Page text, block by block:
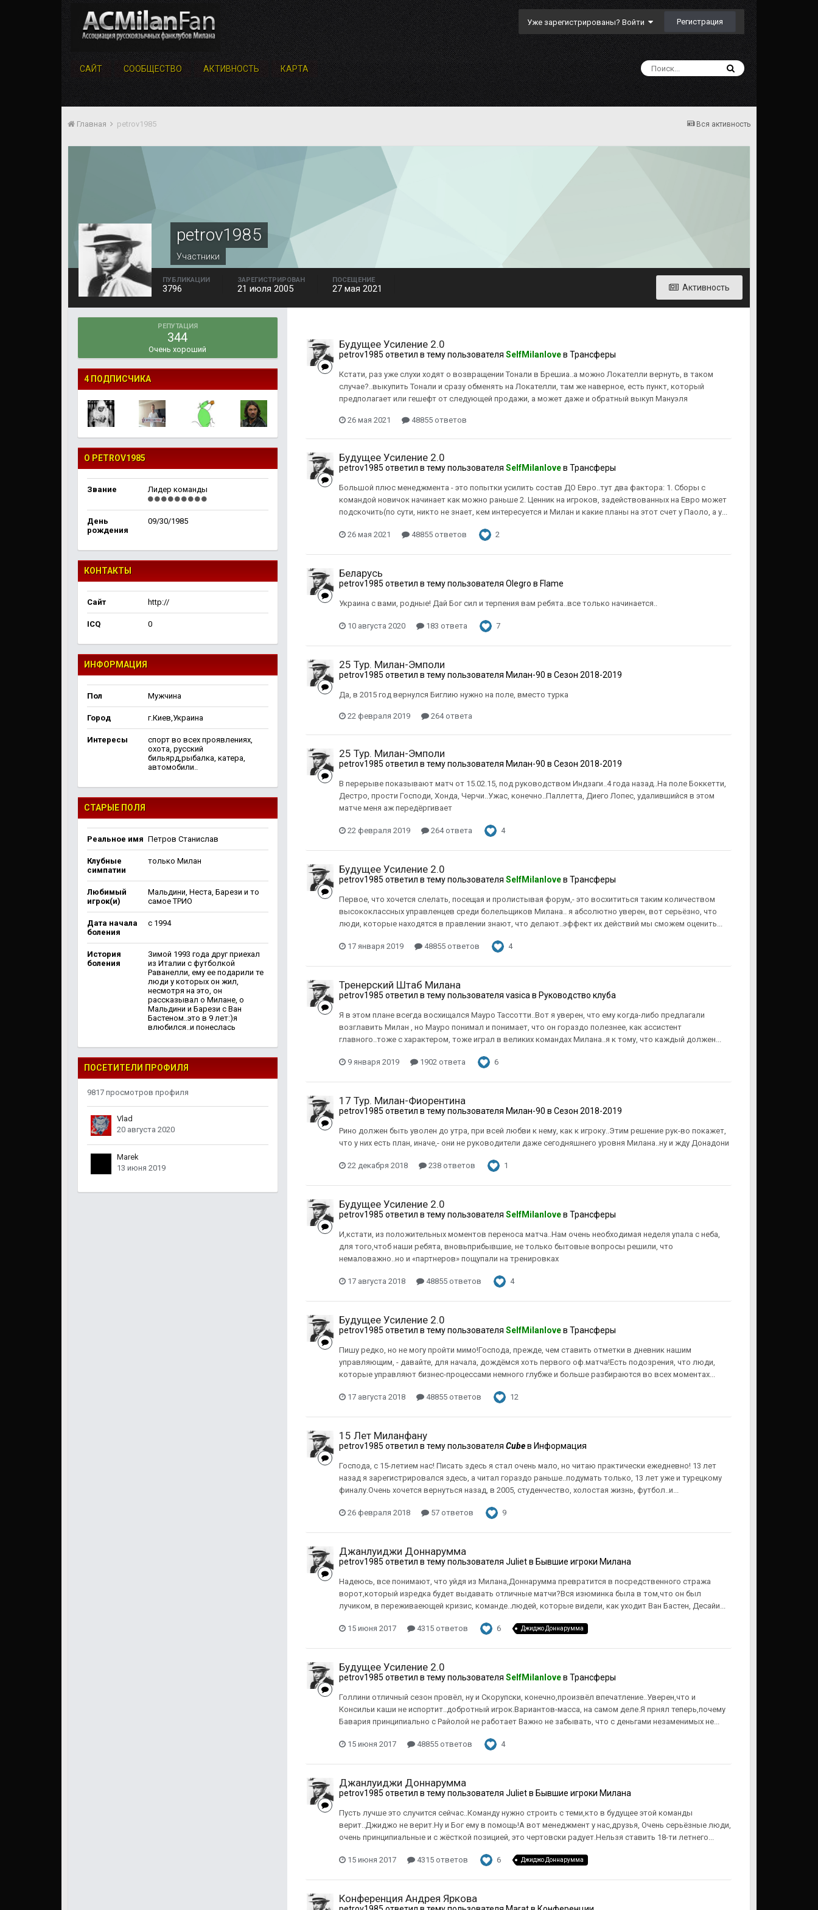
Уже зарегистрированы? Войти Регистрация
САЙТ СООБЩЕСТВО АКТИВНОСТЬ КАРТА
Вся активность
Главная petrov1985
petrov1985
Участники
Активность
ПУБЛИКАЦИИ
3796
ЗАРЕГИСТРИРОВАН
21 июля 2005
ПОСЕЩЕНИЕ
27 мая 2021
РЕПУТАЦИЯ
344
Очень хороший
4 ПОДПИСЧИКА
О PETROV1985
Звание Лидер команды
День
рождения
09/30/1985
КОНТАКТЫ
Сайт http://
ICQ 0
ИНФОРМАЦИЯ
Пол Мужчина
Город г.Киев,Украина
Интересы
спорт во всех проявлениях,
охота, русский
бильярд,рыбалка, катера,
автомобили..
СТАРЫЕ ПОЛЯ
Реальное имя Петров Станислав
Клубные
симпатии
только Милан
Любимый
игрок(и)
Мальдини, Неста, Барези и то
самое ТРИО
Дата начала
боления
c 1994
История
боления
Зимой 1993 года друг приехал
из Италии с футболкой
Раванелли, ему ее подарили те
люди у которых он жил,
несмотря на это, он
рассказывал о Милане, о
Мальдини и Барези с Ван
Бастеном..это в 9 лет:)я
влюбился..и понеслась
ПОСЕТИТЕЛИ ПРОФИЛЯ
9817 просмотров профиля
Vlad
20 августа 2020
Marek
13 июня 2019
Будущее Усиление 2.0
petrov1985 ответил в тему пользователя SelfMilanloveв Трансферы
Кстати, раз уже слухи ходят о возвращении Тонали в Брешиа..а можно Локателли вернуть, в таком
случае?..выкупить Тонали и сразу обменять на Локателли, там же наверное, есть пункт, который
предполагает или гешефт от следующей продажи, а может даже и обратный выкуп Мануэля
26 мая 2021 48855 ответов
Будущее Усиление 2.0
petrov1985 ответил в тему пользователя SelfMilanloveв Трансферы
Большой плюс менеджмента - это попытки усилить состав ДО Евро..тут два фактора: 1. Сборы с
командой новичок начинает как можно раньше 2. Ценник на игроков, задействованных на Евро может
подскочить(по сути, никто не знает, кем интересуется и Милан и какие планы на этот счет у Паоло, а у...
26 мая 2021 48855 ответов 2
Беларусь
petrov1985 ответил в тему пользователя Olegro в Flame
Украина с вами, родные! Дай Бог сил и терпения вам ребята..все только начинается..
10 августа 2020 183 ответа 7
25 Тур. Милан-Эмполи
petrov1985 ответил в тему пользователя Милан-90 в Сезон 2018-2019
Да, в 2015 год вернулся Биглию нужно на поле, вместо турка
22 февраля 2019 264 ответа
25 Тур. Милан-Эмполи
petrov1985 ответил в тему пользователя Милан-90 в Сезон 2018-2019
В перерыве показывают матч от 15.02.15, под руководством Индзаги..4 года назад..На поле Боккетти,
Дестро, прости Господи, Хонда, Черчи..Ужас, конечно..Паллетта, Диего Лопес, удалившийся в этом
матче меня аж передёргивает
22 февраля 2019 264 ответа 4
Будущее Усиление 2.0
petrov1985 ответил в тему пользователя SelfMilanloveв Трансферы
Первое, что хочется слелать, посещая и пролистывая форум,- это восхититься таким количеством
высококлассных управленцев среди болельщиков Милана.. я абсолютно уверен, вот серьёзно, что
люди, которые находятся в правлении знают, что делают..эффект их действий мы сможем оценить...
17 января 2019 48855 ответов 4
Тренерский Штаб Милана
petrov1985 ответил в тему пользователя vasica в Руководство клуба
Я в этом плане всегда восхищался Мауро Тассотти..Вот я уверен, что ему когда-либо предлагали
возглавить Милан , но Мауро понимал и понимает, что он гораздо полезнее, как ассистент
главного..тоже с характером, тоже играл в великих командах Милана..я к тому, что каждый должен...
9 января 2019 1902 ответа 6
17 Тур. Милан-Фиорентина
petrov1985 ответил в тему пользователя Милан-90 в Сезон 2018-2019
Рино должен быть уволен до утра, при всей любви к нему, как к игроку..Этим решение рук-во покажет,
что у них есть план, иначе,- они не руководители даже сегодняшнего уровня Милана..ну и жду Донадони
22 декабря 2018 238 ответов 1
Будущее Усиление 2.0
petrov1985 ответил в тему пользователя SelfMilanloveв Трансферы
И,кстати, из положительных моментов переноса матча..Нам очень необходимая неделя упала с неба,
для того,чтоб наши ребята, вновьприбывшие, не только бытовые вопросы решили, что
немаловажно..но и «партнеров» пощупали на тренировках
17 августа 2018 48855 ответов 4
Будущее Усиление 2.0
petrov1985 ответил в тему пользователя SelfMilanloveв Трансферы
Пишу редко, но не могу пройти мимо!Господа, прежде, чем ставить отметки в дневник нашим
управляющим, - давайте, для начала, дождёмся хоть первого оф.матча!Есть подозрения, что люди,
которые управляют бизнес-процессами немного глубже и больше разбираются во всех моментах...
17 августа 2018 48855 ответов 12
15 Лет Миланфану
petrov1985 ответил в тему пользователя Cubeв Информация
Господа, с 15-летием нас! Писать здесь я стал очень мало, но читаю практически ежедневно! 13 лет
назад я зарегистрировался здесь, а читал гораздо раньше..подумать только, 13 лет уже и турецкому
финалу.Очень хочется вернуться назад, в 2005, студенчество, холостая жизнь, футбол..и...
26 февраля 2018 57 ответов 9
Джанлуиджи Доннарумма
petrov1985 ответил в тему пользователя Julietв Бывшие игроки Милана
Надеюсь, все понимают, что уйдя из Милана,Доннарумма превратится в посредственного стража
ворот,который изредка будет выдавать отличные матчи?Вся изюминка была в том,что он был
лучиком, в переживаеющей кризис, команде..людей, которые видели, как уходит Ван Бастен, Десайи...
15 июня 2017 4315 ответов 6 Джиджо Доннарумма
Будущее Усиление 2.0
petrov1985 ответил в тему пользователя SelfMilanloveв Трансферы
Голлини отличный сезон провёл, ну и Скорупски, конечно,произвёл впечатление..Уверен,что и
Консильи каши не испортит..добротный игрок.Вариантов-масса, на самом деле.Я прнял теперь,почему
Бавария принципиально с Райолой не работает Важно не забывать, что с деньгами незаменимых не...
15 июня 2017 48855 ответов 4
Джанлуиджи Доннарумма
petrov1985 ответил в тему пользователя Julietв Бывшие игроки Милана
Пусть лучше это случится сейчас..Команду нужно строить с теми,кто в будущее этой команды
верит..Джиджо не верит.Ну и Бог ему в помощь!А вот менеджмент у нас,друзья, Очень серьёзные люди,
очень принципиальные и с жёсткой позицией, это чертовски радует.Нельзя ставить 18-ти летнего...
15 июня 2017 4315 ответов 6 Джиджо Доннарумма
Конференция Андрея Яркова